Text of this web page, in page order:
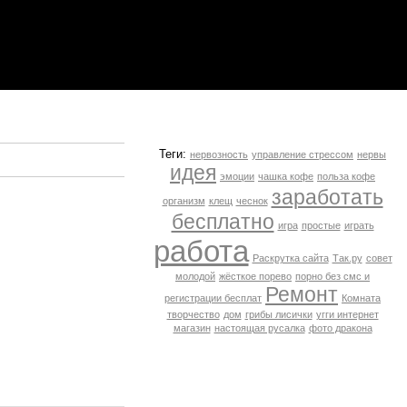
Теги: нервозность управление стрессом нервы
идея эмоции чашка кофе польза кофе
организм клещ чеснок заработать
бесплатно игра простые играть
работа Раскрутка сайта Так.ру совет
молодой жёсткое порево порно без смс и
регистрации бесплат Ремонт Комната
творчество дом грибы лисички угги интернет
магазин настоящая русалка фото дракона